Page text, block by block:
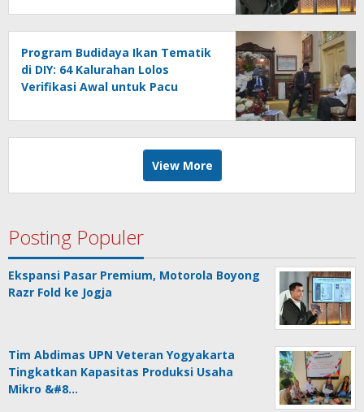
Program Budidaya Ikan Tematik
di DIY: 64 Kalurahan Lolos
Verifikasi Awal untuk Pacu
View More
Posting Populer
Ekspansi Pasar Premium, Motorola Boyong
Razr Fold ke Jogja
Tim Abdimas UPN Veteran Yogyakarta
Tingkatkan Kapasitas Produksi Usaha
Mikro &#8…